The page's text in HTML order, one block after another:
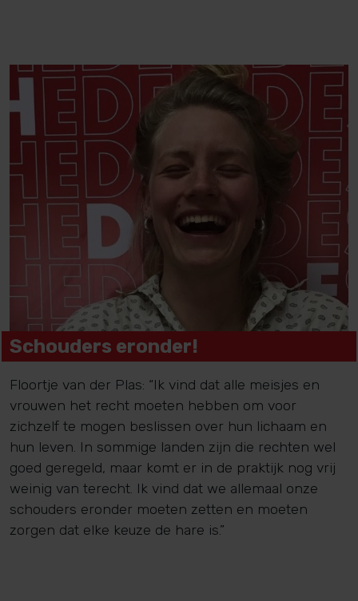
Schouders eronder!
Floortje van der Plas: “Ik vind dat alle meisjes en
vrouwen het recht moeten hebben om voor
zichzelf te mogen beslissen over hun lichaam en
hun leven. In sommige landen zijn die rechten wel
goed geregeld, maar komt er in de praktijk nog vrij
weinig van terecht. Ik vind dat we allemaal onze
schouders eronder moeten zetten en moeten
zorgen dat elke keuze de hare is.”